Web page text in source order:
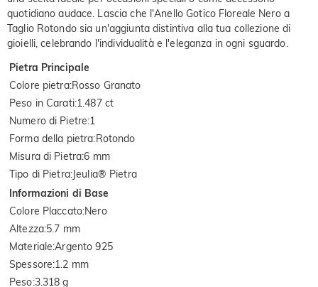
quotidiano audace. Lascia che l'Anello Gotico Floreale Nero a
Taglio Rotondo sia un'aggiunta distintiva alla tua collezione di
gioielli, celebrando l'individualità e l'eleganza in ogni sguardo.
Pietra Principale
Colore pietra:Rosso Granato
Peso in Carati:1.487 ct
Numero di Pietre:1
Forma della pietra:Rotondo
Misura di Pietra:6 mm
Tipo di Pietra:Jeulia® Pietra
Informazioni di Base
Colore Placcato:Nero
Altezza:5.7 mm
Materiale:Argento 925
Spessore:1.2 mm
Peso:3.318 g